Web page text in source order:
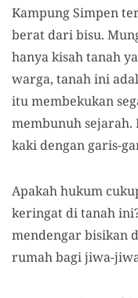
Kampung Simpen
berat dari bisu.
hanya kisah tanah
warga, tanah ini
itu membekukan
membunuh sejarah.
kaki dengan garis-
Apakah hukum
keringat di tanah
mendengar bisikan
rumah bagi jiwa-